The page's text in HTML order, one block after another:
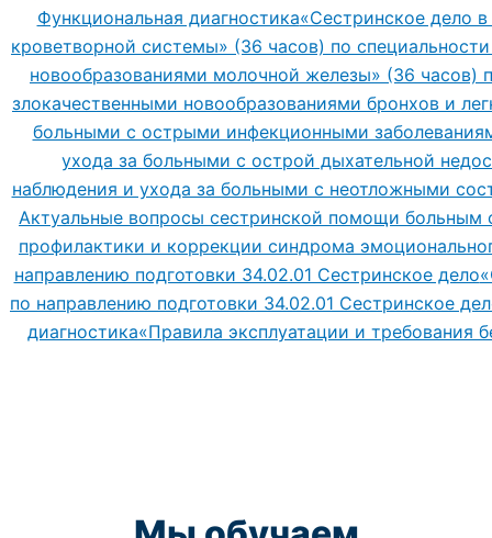
Функциональная диагностика«Сестринское дело
кроветворной системы» (36 часов) по
новообразованиями молочной железы» (36 часов)
злокачественными новообразованиями бронхов и
больными с острыми инфекционными
ухода за больными с острой дыхательной
наблюдения и ухода за больными с неотложными
Актуальные вопросы сестринской помощи больным
профилактики и коррекции синдрома
направлению подготовки 34.02.01 Сестринское дело
по направлению подготовки 34.02.01 Сестринское
диагностика«Правила эксплуатации и требования